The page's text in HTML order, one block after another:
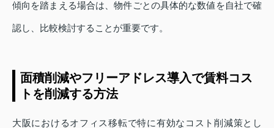
傾向を踏まえる場合は、物件ごとの具体的な数値を自社で確
認し、比較検討することが重要です。
面積削減やフリーアドレス導入で賃料コス
トを削減する方法
大阪におけるオフィス移転で特に有効なコスト削減策とし